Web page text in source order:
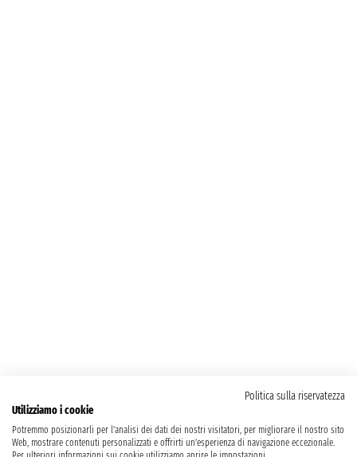
Politica sulla riservatezza
Utilizziamo i cookie
Potremmo posizionarli per l'analisi dei dati dei nostri visitatori, per migliorare il nostro sito
Web, mostrare contenuti personalizzati e offrirti un'esperienza di navigazione eccezionale.